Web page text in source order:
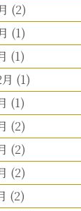
(2)
(1)
(1)
(1)
(1)
(2)
(2)
(2)
(2)